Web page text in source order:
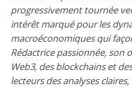
progressivement tournée
intérêt marqué pour les
macroéconomiques qui
Rédactrice passionnée, son
Web3, des blockchains et
lecteurs des analyses